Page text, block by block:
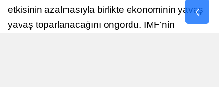
etkisinin azalmasıyla birlikte ekonominin yavaş
yavaş toparlanacağını öngördü. IMF'nin